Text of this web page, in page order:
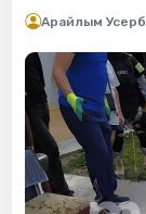
Арайлым